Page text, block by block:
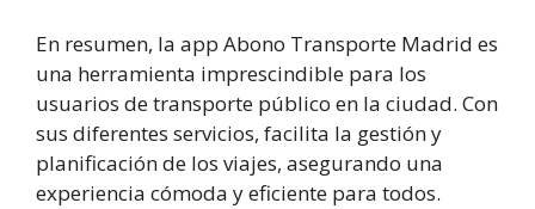
En resumen, la app Abono Transporte Madrid es
una herramienta imprescindible para los
usuarios de transporte público en la ciudad. Con
sus diferentes servicios, facilita la gestión y
planificación de los viajes, asegurando una
experiencia cómoda y eficiente para todos.